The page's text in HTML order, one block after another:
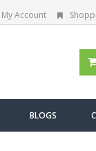
My Account
BLOGS